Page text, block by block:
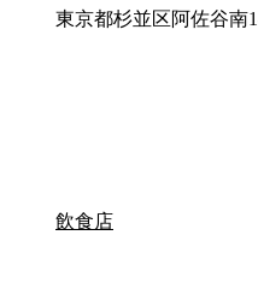
東京都杉並区阿佐谷南
飲食店